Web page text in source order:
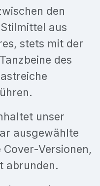
den
aus
stets mit der
des
unser
ausgewählte
Versionen,
abrunden.